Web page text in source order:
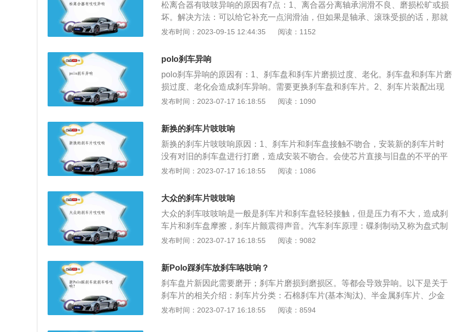
松离合器有吱吱异响的原因有7点：1、离合器分离轴承润滑不良、磨损松旷或损
坏。解决方法：可以给它补充一点润滑油，但如果是轴承、滚珠受损的话，那就
需要更换分离轴承。2、离合器从动盘上扭转弹簧衰损或折断。解决方法：建议
变质。解决方法：更换变速箱油。4、动盘盘毂跟变速器第一轴花键齿磨损严重
导致。解决方法：找汽车维修店的专业人员进行检修。5、离合三件套故障。解
决方法：更换故障部件。6、踏板的转轴没油。解决方法：补充润滑油即可。7、
杆系传动卡滞。解决方法：找汽车维修店的专业人员进行检修。
发布时间：2023-09-15 12:44:35 阅读：1152
polo刹车异响
polo刹车异响的原因有：1、刹车盘和刹车片磨损过度、老化。刹车盘和刹车片磨
损过度、老化会造成刹车异响。需要更换刹车盘和刹车片。2、刹车片装配出现
故障。需要重新装配刹车片。3、刹车系统出现故障或底盘连接部件出现松脱导
清理刹车片异物。5、刹车片在磨合期。属于正常现象，过段时间异响就会消
失。6、刹车片碳化结晶。需要更换刹车片。7、刹车片材质质量差。需要更换材
质优良的刹车片。8、刹车盘不平。需要维修或更换刹车盘。9、刹车盘边缘破
损。需要维修或更换刹车盘。10、刹车片过硬。需要更换刹车片。11、刹车分泵
脏。需要清理或更换刹车分泵。12、刹车片和刹车盘不匹配。需要使用匹配的刹
绍：1、避免急刹车：紧急制动刹车对刹车片的损坏很大，因此平常开车时要注
意缓慢刹车，或者使用点刹的方式来刹车，这样对刹车片的磨损比较小。2、减
少制动的频率：在平常开车时，要养成减少制动的好习惯，即可以让发动机的制
速。3、定期给车轮做定位：在车辆有跑偏等问题时，要及时给车辆做四轮定
查刹车片：当车辆行驶4万公里或2年以上，刹车片磨损的比较厉害，要仔细的定
期查看查看，看刹车片的厚度有没有减到最小的极限值，如果已经达到极限值附
近，就要更换刹车片。在正常行驶条件下，每行驶5000公里对刹车片检查一次，
不仅要检查剩余的厚度，还要检查蹄片磨损的状态，两边磨损的程度是否一样，
发布时间：2023-07-17 16:18:55 阅读：1090
新换的刹车片吱吱响
新换的刹车片吱吱响原因：1、刹车片和刹车盘接触不吻合，安装新的刹车片时
没有对旧的刹车盘进行打磨，造成安装不吻合。会使芯片直接与旧盘的不平的平
面进行摩擦，最终就会导致新的刹车片磨损不均匀。解决方法：用卡钳测量制动
统本身存在缺陷，造成刹车片只能跟刹车盘部分接触，这样会使刹车的单位面积
内所受的压强增大，造成异响。解决方法：建议到专业维修店排查刹车系统的问
题所在。3、更换的刹车片质量不好，材质过硬，里面含有很多的金属杂质。更
换完刹车片后一定要踩几脚刹车，消除刹车片与刹车盘之间的间隙，避免造成第
一脚没刹车，发生事故。解决方法：试试过了磨合期，能否达到最佳的制动效
这种情况比较复杂，建议到专业维修店找维修人员看看吧。5、刹车盘不平有槽
而与刹车片而摩擦产生的响声。解决方法：需要更换刹车盘。6、制动片不合
适，如果新的制动片在装配过程中与制动钳不匹配，将会产生摩擦和异常噪音。
果汽车经过泥泞的坑洞，鹅卵石等杂质可能会附着在刹车片上，造成相互摩擦，
发布时间：2023-07-17 16:18:55 阅读：1086
大众的刹车片吱吱响
大众的刹车吱吱响是一般是刹车片和刹车盘轻轻接触，但是压力有不大，造成刹
车片和刹车盘摩擦，刹车片颤震得声音。汽车刹车原理：碟刹制动又称为盘式制
动，碟刹盘通过液压泵推动刹车卡钳，抓紧刹车盘，刹车的刹力和毂刹不同，更
采用双活塞卡钳就是增加刹车接触面。也可以通过加长刹车力臂的办法，还有可
以通过液压泵压力放大的办法提高压强。汽车刹车系统维护保养：更换刹车片，
一辆车子的刹车效果最终都是由刹车片决定，所以保持刹车片的良好状况就是度
刹车系统的最直接维护方法。刹车片和刹车碟(鼓)是有使用寿命，当它们磨损到
一定程度时必须更换。一般城市行车中的正常使用，它们的寿命大约是5万公
发布时间：2023-07-17 16:18:55 阅读：9082
新Polo踩刹车放刹车咯吱响？
刹车盘片新因此需要磨开；刹车片磨损到磨损区。等都会导致异响。以下是关于
刹车片的相关介绍：刹车片分类：石棉刹车片(基本淘汰)、半金属刹车片、少金
属刹车片、NAO配方刹车片、陶瓷刹车片、NAO陶瓷刹车片。陶瓷刹车片与传统
发布时间：2023-07-17 16:18:55 阅读：8594